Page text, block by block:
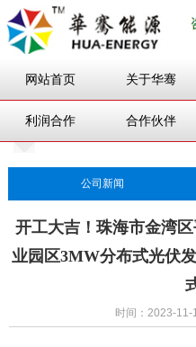
网站首页 关于华骞
利润合作 合作伙伴
公司新闻
开工大吉！珠海市金湾
业园区3MW分布式光伏
时间：2023-11-